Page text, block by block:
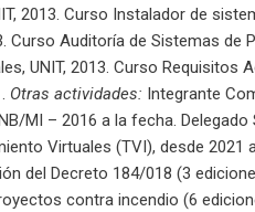
2013. Curso Instalador de
Curso Auditoría de Sistemas de
UNIT, 2013. Curso Requisitos
Otras actividades: Integrante
MI – 2016 a la fecha.
Virtuales (TVI), desde 2021
del Decreto 184/018 (3
contra incendio (6